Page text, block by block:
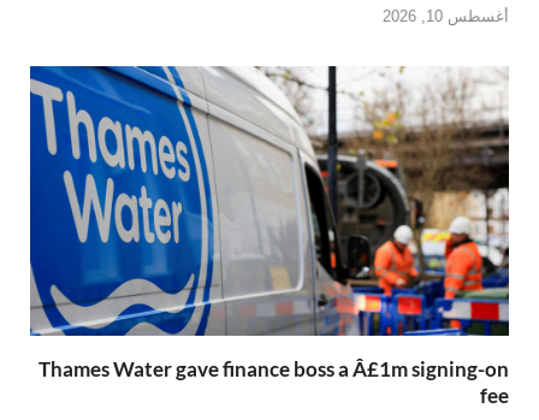
أغسطس 10, 2026
Thames Water gave finance boss a Â£1m signing-on
fee